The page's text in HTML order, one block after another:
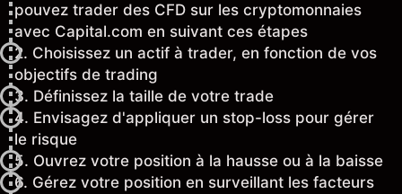
pouvez trader des CFD sur les cryptomonnaies
avec Capital.com en suivant ces étapes
2. Choisissez un actif à trader, en fonction de vos
objectifs de trading
3. Définissez la taille de votre trade
4. Envisagez d'appliquer un stop-loss pour gérer
le risque
5. Ouvrez votre position à la hausse ou à la baisse
6. Gérez votre position en surveillant les facteurs